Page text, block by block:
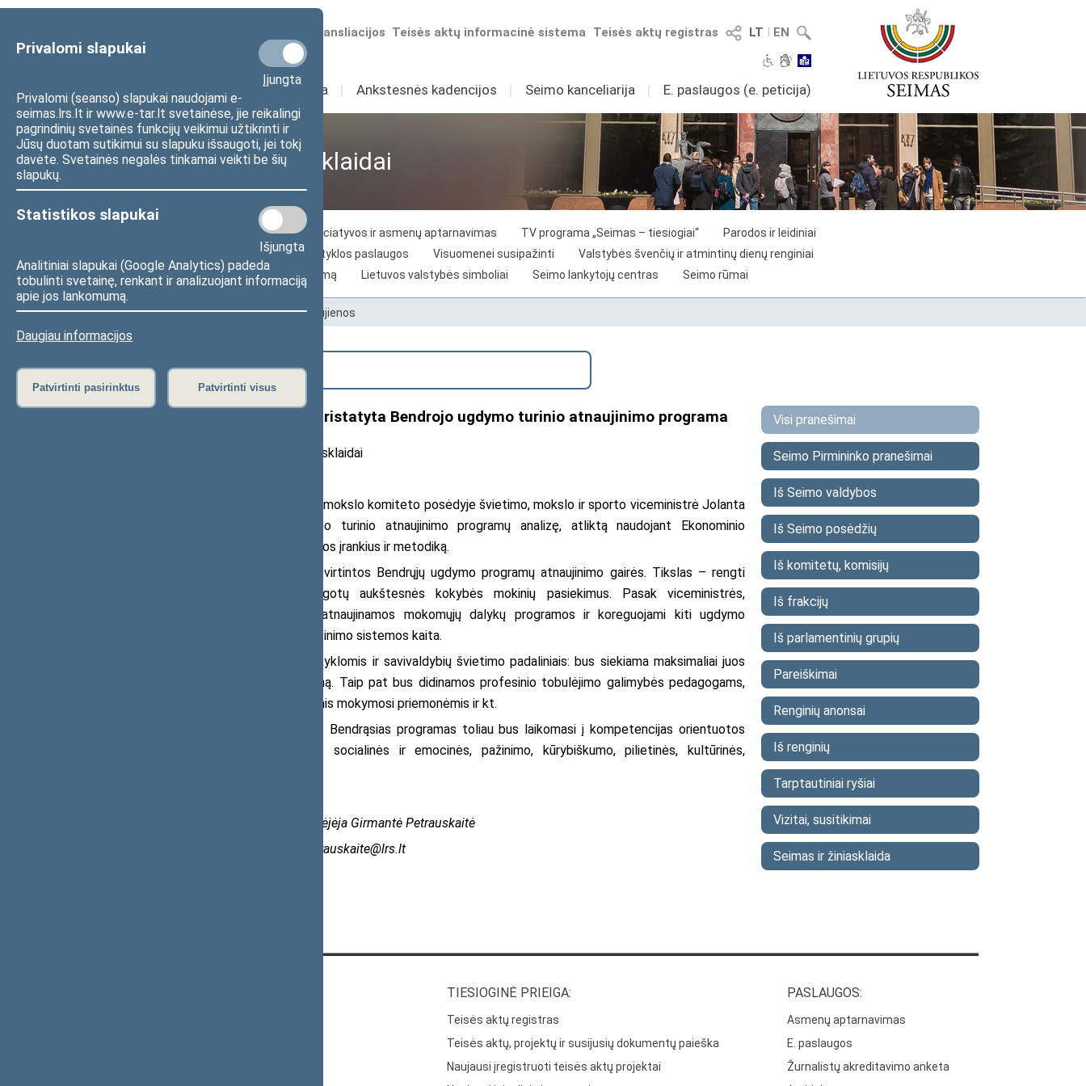
Privalomi slapukai
Įjungta
Privalomi (seanso) slapukai naudojami e-
seimas.lrs.lt ir www.e-tar.lt svetainėse, jie reikalingi
pagrindinių svetainės funkcijų veikimui užtikrinti ir
Jūsų duotam sutikimui su slapuku išsaugoti, jei tokį
davėte. Svetainės negalės tinkamai veikti be šių
slapukų.
Statistikos slapukai
Išjungta
Analitiniai slapukai (Google Analytics) padeda
tobulinti svetainę, renkant ir analizuojant informaciją
apie jos lankomumą.
Daugiau informacijos
Patvirtinti pasirinktus Patvirtinti visus
LT I EN
Teisės aktų registras
Teisės aktų informacinė sistema
Numatomos transliacijos
Sudėtis Veikla I Ankstesnės kadencijos I Seimo kanceliarija I E. paslaugos (e. peticija)
Visuomenei ir žiniasklaidai
Piliečių iniciatyvos ir asmenų aptarnavimas TV programa „Seimas – tiesiogiai“
Parodos ir leidiniai
Seimo skaityklos paslaugos Visuomenei susipažinti
Valstybės švenčių ir atmintinų dienų renginiai
Kelias į Lietuvos nepriklausomybės atkūrimą
Lietuvos valstybės simboliai Seimo lankytojų centras Seimo rūmai
Pradžia>Visuomenei ir žiniasklaidai>Naujienos
Išplėstinė paieška
Švietimo ir mokslo komitetui pristatyta Bendrojo ugdymo turinio atnaujinimo programa
2019 m. gruodžio 5 d. pranešimas žiniasklaidai
Gruodžio 4 d. Seimo Švietimo ir mokslo komiteto posėdyje švietimo, mokslo ir sporto viceministrė Jolanta
Urbanovič pristatė Bendrojo ugdymo turinio atnaujinimo programų analizę, atliktą naudojant Ekonominio
bendradarbiavimo ir plėtros organizacijos įrankius ir metodiką.
Posėdyje buvo aptariamos patvirtintos Bendrųjų ugdymo programų atnaujinimo gairės. Tikslas – rengti
bendrojo ugdymo turinį, kuris sąlygotų aukštesnės kokybės mokinių pasiekimus. Pasak viceministrės,
vadovaujantis šiomis gairėmis, bus atnaujinamos mokomųjų dalykų programos ir koreguojami kiti ugdymo
dokumentai. Kartu vyks pasiekimų vertinimo sistemos kaita.
Kitas žingsnis − darbas su mokyklomis ir savivaldybių švietimo padaliniais: bus siekiama maksimaliai juos
įtraukti į atnaujinto turinio įgyvendinimą. Taip pat bus didinamos profesinio tobulėjimo galimybės pedagogams,
mokyklos bus aprūpinamos moderniomis mokymosi priemonėmis ir kt.
Pasak J. Urbanovič, atnaujinant Bendrąsias programas toliau bus laikomasi į kompetencijas orientuotos
ugdymo krypties, ugdomos mokinio socialinės ir emocinės, pažinimo, kūrybiškumo, pilietinės, kultūrinės,
Švietimo ir mokslo komiteto biuro padėjėja Girmantė Petrauskaitė
girmante.petrauskaite@lrs.lt
Visi pranešimai
Seimo Pirmininko pranešimai
Iš Seimo valdybos
Iš Seimo posėdžių
Iš komitetų, komisijų
Iš frakcijų
Iš parlamentinių grupių
Pareiškimai
Renginių anonsai
Iš renginių
Tarptautiniai ryšiai
Vizitai, susitikimai
Seimas ir žiniasklaida
TIESIOGINĖ PRIEIGA:
Teisės aktų registras
Teisės aktų, projektų ir susijusių dokumentų paieška
Naujausi įregistruoti teisės aktų projektai
PASLAUGOS:
Asmenų aptarnavimas
E. paslaugos
Žurnalistų akreditavimo anketa